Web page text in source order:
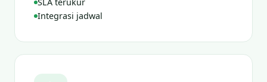
Integrasi jadwal